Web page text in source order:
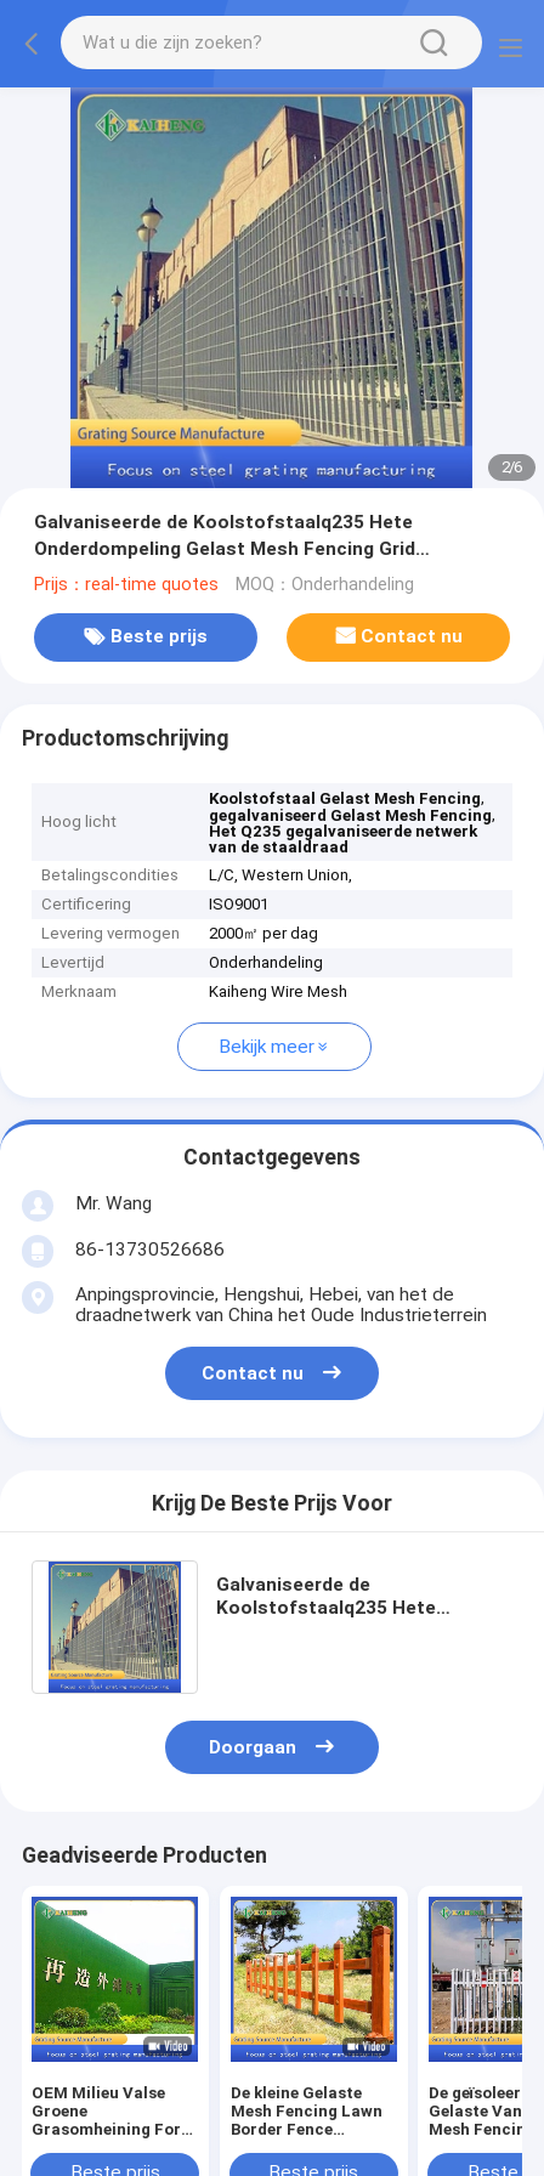
2/6
Galvaniseerde de Koolstofstaalq235 Hete
Onderdompeling Gelast Mesh Fencing Grid
Customized
Prijs：real-time quotes MOQ：Onderhandeling
Beste prijs Contact nu
Productomschrijving
Hoog licht
Koolstofstaal Gelast Mesh Fencing,
gegalvaniseerd Gelast Mesh Fencing,
Het Q235 gegalvaniseerde netwerk
van de staaldraad
Betalingscondities
L/C, Western Union,
Certificering
ISO9001
Levering vermogen
2000㎡ per dag
Levertijd
Onderhandeling
Merknaam
Kaiheng Wire Mesh
Bekijk meer
Contactgegevens
Mr. Wang
86-13730526686
Anpingsprovincie, Hengshui, Hebei, van het de
draadnetwerk van China het Oude Industrieterrein
Contact nu
Krijg De Beste Prijs Voor
Galvaniseerde de
Koolstofstaalq235 Hete
Doorgaan
Geadviseerde Producten
OEM Milieu Valse
Groene
Grasomheining For
De kleine Gelaste
Mesh Fencing Lawn
Border Fence
Gazon
De geïsoleerde
Gelaste
Mesh Fencing